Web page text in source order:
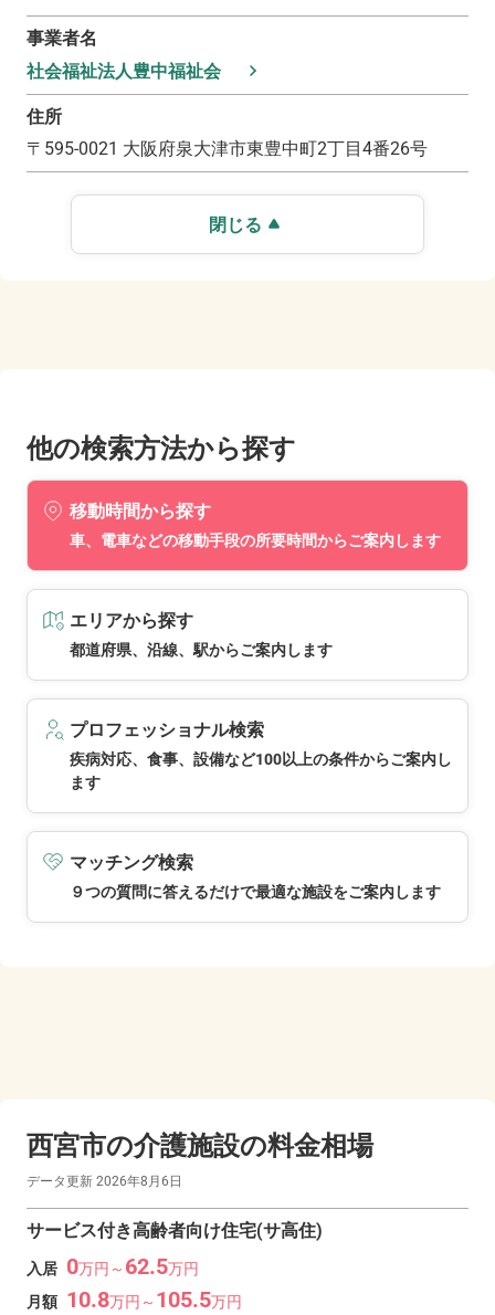
事業者名
社会福祉法人豊中福祉会
住所
〒 595-0021 大阪府泉大津市東豊中町2丁目4番26号
閉じる
他の検索方法から探す
移動時間から探す
車、電車などの移動手段の所要時間からご案内します
エリアから探す
都道府県、沿線、駅からご案内します
プロフェッショナル検索
疾病対応、食事、設備など100以上の条件からご案内し
ます
マッチング検索
９つの質問に答えるだけで最適な施設をご案内します
西宮市の介護施設の料金相場
データ更新 2026年8月6日
サービス付き高齢者向け住宅(サ高住)
入居 0万円～ 62.5万円
月額 10.8万円～ 105.5万円